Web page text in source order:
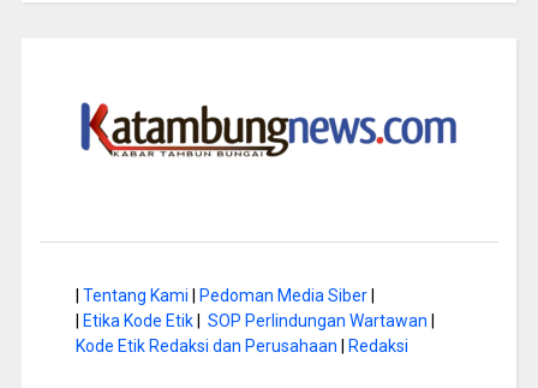
Tentang Kami Pedoman Media Siber|
Etika Kode Etik| SOP Perlindungan Wartawan
Kode Etik Redaksi dan Perusahaan
Redaksi